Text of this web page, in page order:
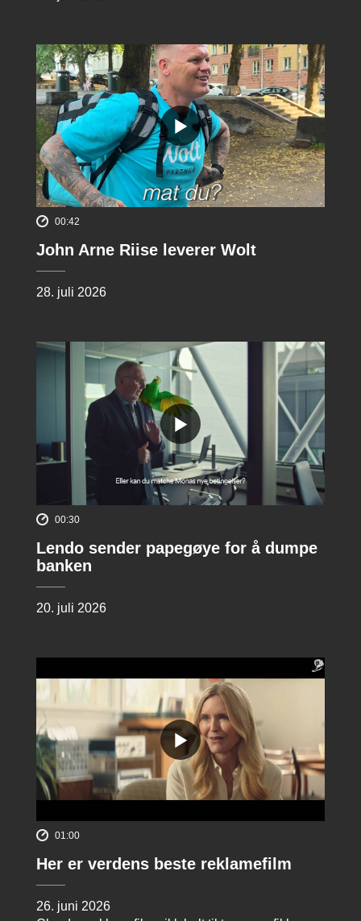
00:42
John Arne Riise leverer Wolt
28. juli 2026
00:30
Lendo sender papegøye for å dumpe
banken
20. juli 2026
01:00
Her er verdens beste reklamefilm
26. juni 2026